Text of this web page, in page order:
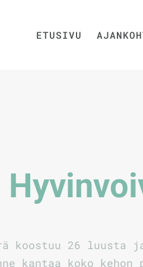
ETUSIVU
koostuu 26 luusta
kantaa koko